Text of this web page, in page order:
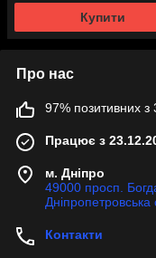
Купити
Про нас
97% позитивних з
Працює з
м. Дніпро
49000 просп.
Контакти